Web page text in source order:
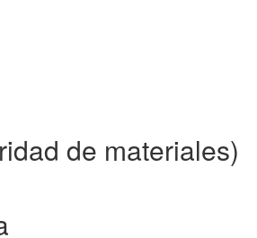
de materiales)